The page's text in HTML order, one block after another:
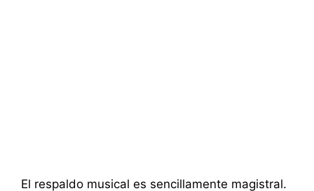
El respaldo musical es sencillamente magistral.